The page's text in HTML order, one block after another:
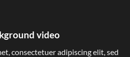
video
consectetuer adipiscing elit, sed